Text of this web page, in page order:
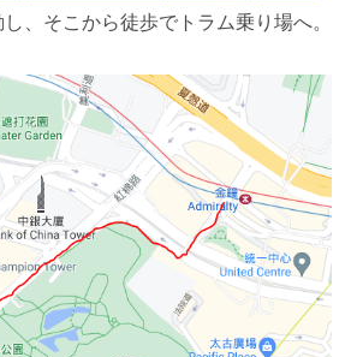
、そこから徒歩でトラム乗り場へ。